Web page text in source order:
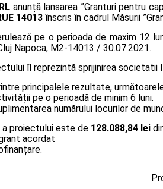
anunță lansarea ”Granturi pentru
14013 înscris în cadrul Măsurii
pe o perioada de maxim 12
Napoca, M2-14013 / 30.07.2021.
îl reprezintă sprijinirea societatii
principalele rezultate,
pe o perioadă de minim 6 luni.
numărului locurilor de
proiectului este de 128.088,84 lei
acordat